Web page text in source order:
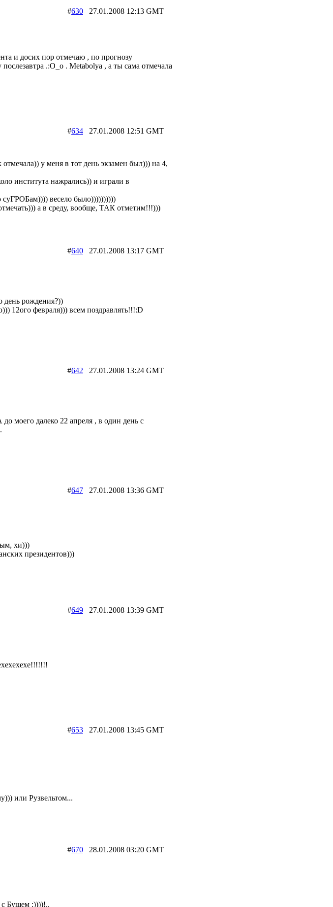
#630 27.01.2008 12:13 GMT
и досих пор отмечаю , по прогнозу
.:O_o . Metabolya , а ты сама отмечала
#634 27.01.2008 12:51 GMT
отмечала)) у меня в тот день экзамен был))) на 4,
института нажрались)) и играли в
суГРОБам)))) весело было))))))))))
а в среду, вообще, ТАК отметим!!!)))
#640 27.01.2008 13:17 GMT
день рождения?))
12ого февраля))) всем поздравлять!!!:D
#642 27.01.2008 13:24 GMT
моего далеко 22 апреля , в один день с
#647 27.01.2008 13:36 GMT
хи)))
президентов)))
#649 27.01.2008 13:39 GMT
#653 27.01.2008 13:45 GMT
или Рузвельтом...
#670 28.01.2008 03:20 GMT
Бушем :))))!..